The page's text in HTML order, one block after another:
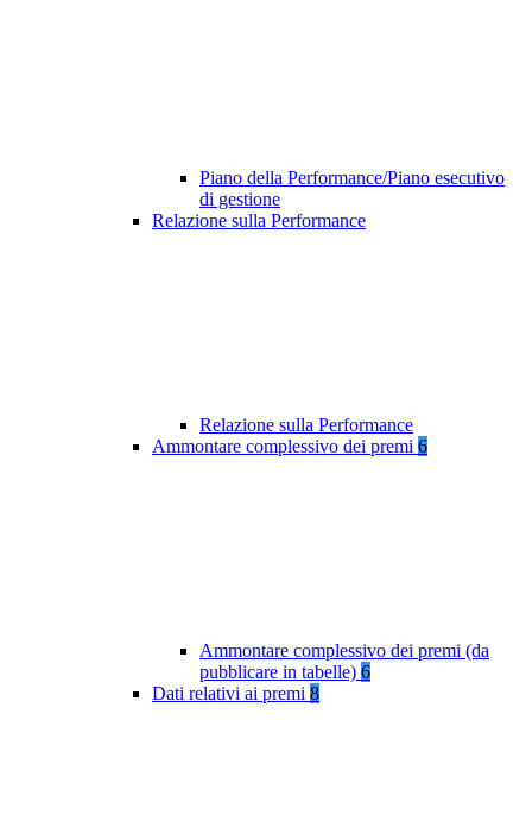
Piano della Performance/Piano esecutivo
di gestione
Relazione sulla Performance
Relazione sulla Performance
Ammontare complessivo dei premi 6
Ammontare complessivo dei premi (da
pubblicare in tabelle) 6
Dati relativi ai premi 8